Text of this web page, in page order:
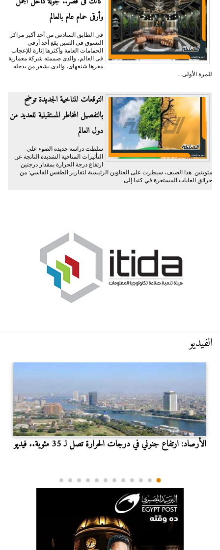
وأرقى حمام عام بالعالم
فى الطابق السادس من أحد أكبر مراكز
التسوق فى الصين يقع أحد أرقى
الحمامات العامة وأكثرها إثارة للإعجاب
فى العالم، والذى صممته شركة معمارية
مقرها شنغهاى، والذى يشعر من يدخله
للمرة الأولى...
التوقعات المناخية الجديدة توضح
بالتفصيل المخاطر المستقبلية للعديد من
دول العالم
سلطت دراسة جديدة الضوء على
التأثيرات المناخية الشديدة الناتجة عن
ارتفاع درجة الحرارة بمقدار درجتين
مئويتين. هذا الصيف، سيطرت على العناوين الرئيسية لتقارير الطقس القاسي: من
حرائق الغابات المستعرة في كندا إلى...
الفيديو
الأرصاد: ارتفاع جنوني في درجات الحرارة تصل لـ 35 مئوية.. فيديو